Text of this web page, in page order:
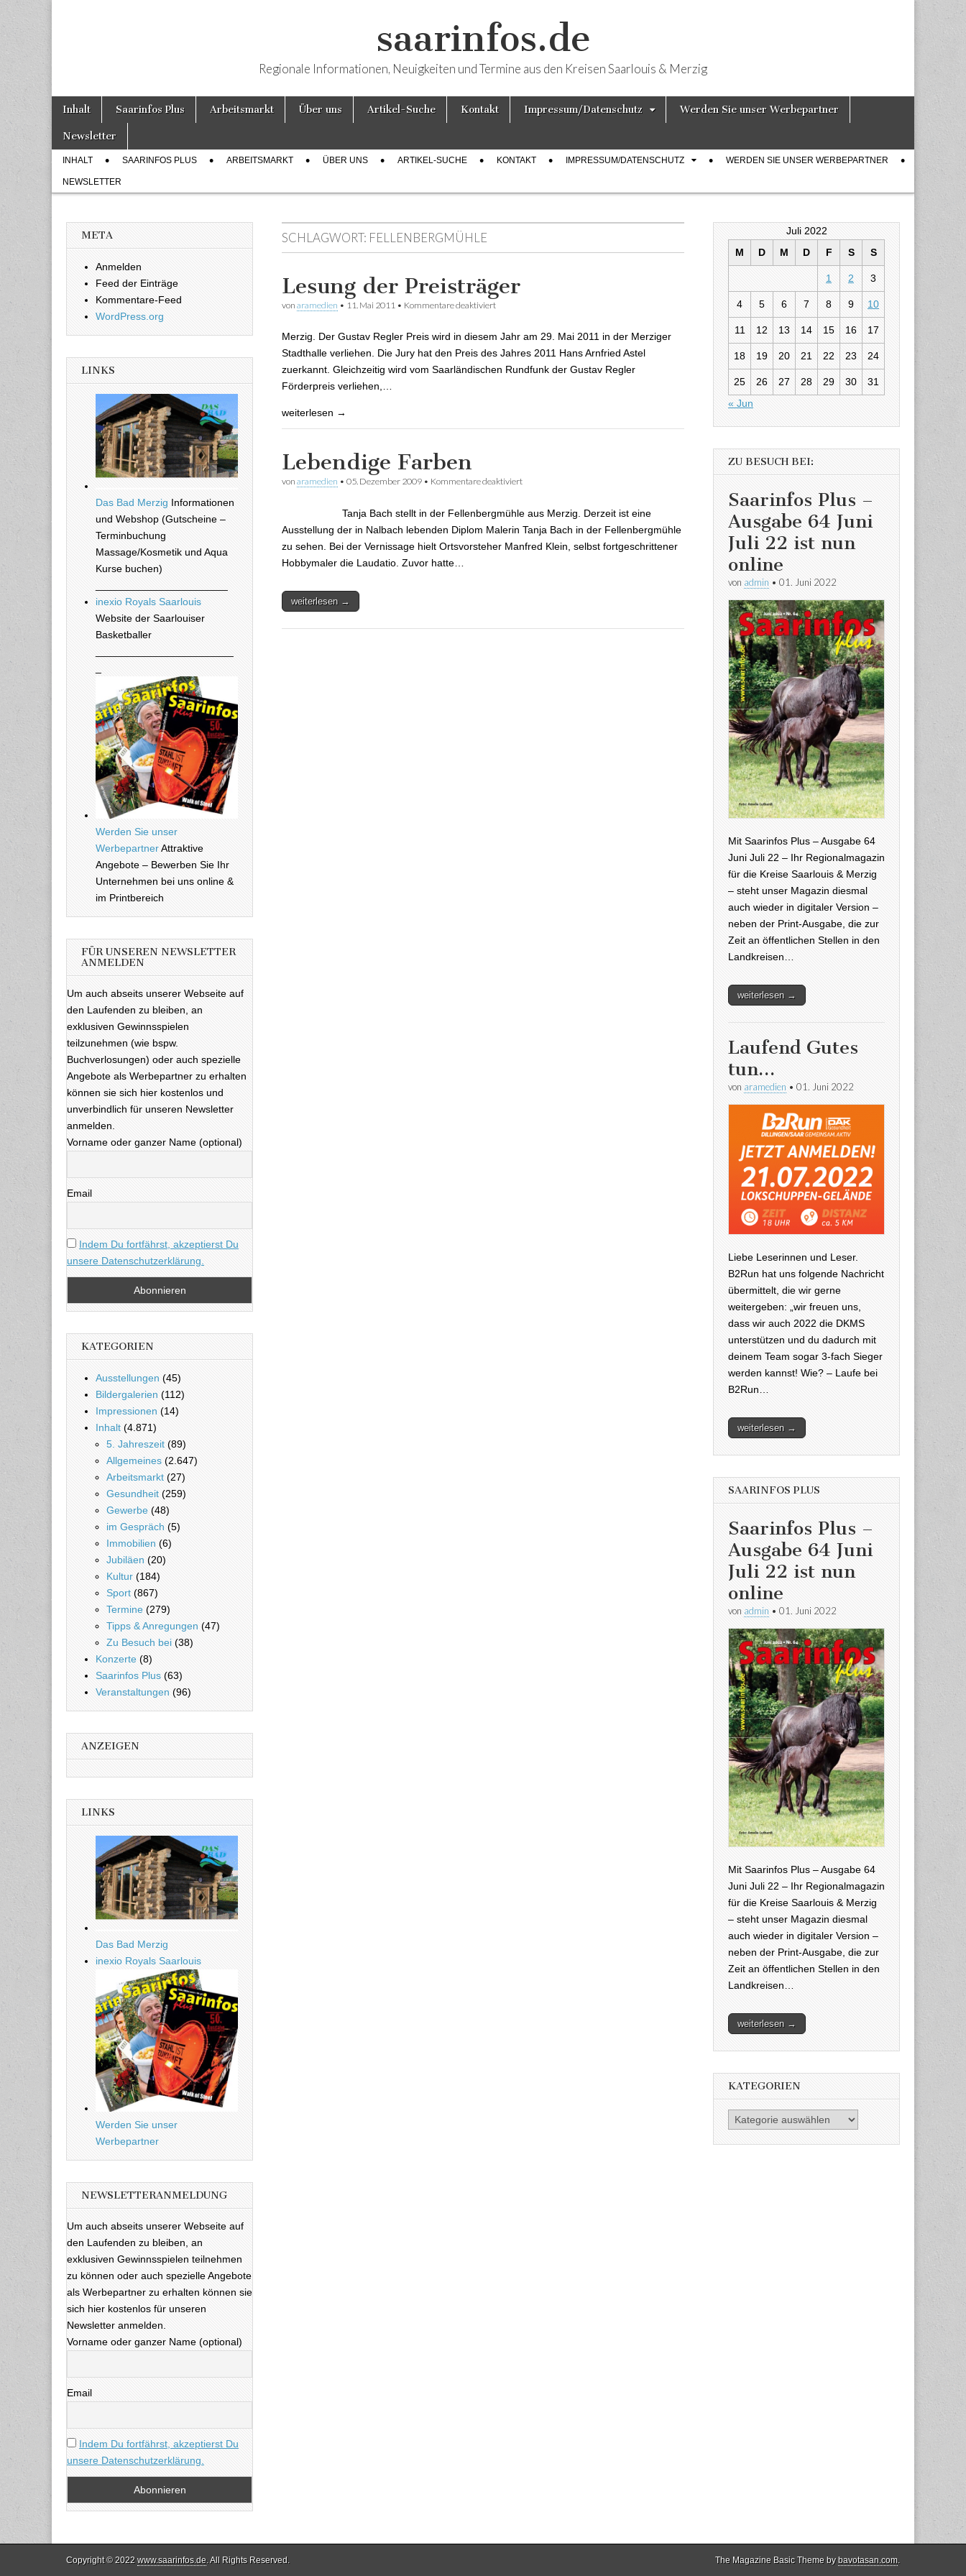
saarinfos.de
Regionale Informationen, Neuigkeiten und Termine aus den Kreisen Saarlouis & Merzig
Hauptmenü
Weiter zum Inhalt
Inhalt Saarinfos Plus Arbeitsmarkt Über uns Artikel-Suche Kontakt Impressum/Datenschutz Werden Sie unser Werbepartner
Newsletter
Untermenü
INHALT SAARINFOS PLUS ARBEITSMARKT ÜBER UNS ARTIKEL-SUCHE KONTAKT IMPRESSUM/DATENSCHUTZ WERDEN SIE UNSER WERBEPARTNER
NEWSLETTER
SCHLAGWORT: FELLENBERGMÜHLE
Lesung der Preisträger
von aramedien • 11. Mai 2011 • Kommentare deaktiviert
Merzig. Der Gustav Regler Preis wird in diesem Jahr am 29. Mai 2011 in der Merziger
Stadthalle verliehen. Die Jury hat den Preis des Jahres 2011 Hans Arnfried Astel
zuerkannt. Gleichzeitig wird vom Saarländischen Rundfunk der Gustav Regler
Förderpreis verliehen,…
weiterlesen →
Lebendige Farben
von aramedien • 05. Dezember 2009 • Kommentare deaktiviert
Tanja Bach stellt in der Fellenbergmühle aus Merzig. Derzeit ist eine
Ausstellung der in Nalbach lebenden Diplom Malerin Tanja Bach in der Fellenbergmühle
zu sehen. Bei der Vernissage hielt Ortsvorsteher Manfred Klein, selbst fortgeschrittener
Hobbymaler die Laudatio. Zuvor hatte…
weiterlesen →
META
Anmelden
Feed der Einträge
Kommentare-Feed
WordPress.org
LINKS
Das Bad Merzig Informationen
und Webshop (Gutscheine –
Terminbuchung
Massage/Kosmetik und Aqua
Kurse buchen)
inexio Royals Saarlouis
Website der Saarlouiser
Basketballer
Werden Sie unser
WerbepartnerAttraktive
Angebote – Bewerben Sie Ihr
Unternehmen bei uns online &
im Printbereich
FÜR UNSEREN NEWSLETTER
ANMELDEN
Um auch abseits unserer Webseite auf
den Laufenden zu bleiben, an
exklusiven Gewinnsspielen
teilzunehmen (wie bspw.
Buchverlosungen) oder auch spezielle
Angebote als Werbepartner zu erhalten
können sie sich hier kostenlos und
unverbindlich für unseren Newsletter
anmelden.
Vorname oder ganzer Name (optional)
Email
Indem Du fortfährst, akzeptierst Du
unsere Datenschutzerklärung.
KATEGORIEN
Ausstellungen (45)
Bildergalerien (112)
Impressionen (14)
Inhalt (4.871)
5. Jahreszeit (89)
Allgemeines (2.647)
Arbeitsmarkt (27)
Gesundheit (259)
Gewerbe (48)
im Gespräch (5)
Immobilien (6)
Jubiläen (20)
Kultur (184)
Sport (867)
Termine (279)
Tipps & Anregungen (47)
Zu Besuch bei (38)
Konzerte (8)
Saarinfos Plus (63)
Veranstaltungen (96)
ANZEIGEN
LINKS
Das Bad Merzig
inexio Royals Saarlouis
Werden Sie unser
Werbepartner
NEWSLETTERANMELDUNG
Um auch abseits unserer Webseite auf
den Laufenden zu bleiben, an
exklusiven Gewinnsspielen teilnehmen
zu können oder auch spezielle Angebote
als Werbepartner zu erhalten können sie
sich hier kostenlos für unseren
Newsletter anmelden.
Vorname oder ganzer Name (optional)
Email
Indem Du fortfährst, akzeptierst Du
unsere Datenschutzerklärung.
Juli 2022
M
D M D F S S
1 2 3
4 5 6 7 8 9 10
11 12 13 14 15 16 17
18 19 20 21 22 23 24
25 26 27 28 29 30
31
« Jun
ZU BESUCH BEI:
Saarinfos Plus –
Ausgabe 64 Juni
Juli 22 ist nun
online
von admin • 01. Juni 2022
Mit Saarinfos Plus – Ausgabe 64
Juni Juli 22 – Ihr Regionalmagazin
für die Kreise Saarlouis & Merzig
– steht unser Magazin diesmal
auch wieder in digitaler Version –
neben der Print-Ausgabe, die zur
Zeit an öffentlichen Stellen in den
Landkreisen…
weiterlesen →
Laufend Gutes
tun…
von aramedien • 01. Juni 2022
Liebe Leserinnen und Leser.
B2Run hat uns folgende Nachricht
übermittelt, die wir gerne
weitergeben: „wir freuen uns,
dass wir auch 2022 die DKMS
unterstützen und du dadurch mit
deinem Team sogar 3-fach Sieger
werden kannst! Wie? – Laufe bei
B2Run…
weiterlesen →
SAARINFOS PLUS
Saarinfos Plus –
Ausgabe 64 Juni
Juli 22 ist nun
online
von admin • 01. Juni 2022
Mit Saarinfos Plus – Ausgabe 64
Juni Juli 22 – Ihr Regionalmagazin
für die Kreise Saarlouis & Merzig
– steht unser Magazin diesmal
auch wieder in digitaler Version –
neben der Print-Ausgabe, die zur
Zeit an öffentlichen Stellen in den
Landkreisen…
weiterlesen →
KATEGORIEN
Kategorien
Copyright © 2022 www.saarinfos.de. All Rights Reserved. The Magazine Basic Theme bybavotasan.com.